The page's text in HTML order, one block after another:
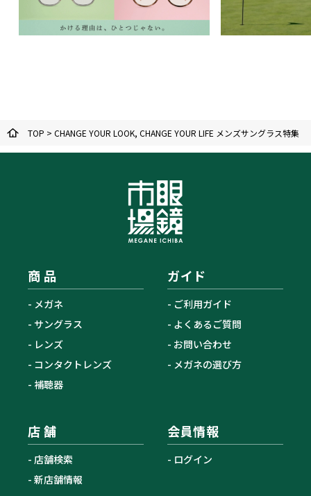
TOP > CHANGE YOUR LOOK, CHANGE YOUR LIFE メンズサングラス特集
商 品
メガネ
サングラス
レンズ
コンタクトレンズ
補聴器
ガイド
ご利用ガイド
よくあるご質問
お問い合わせ
メガネの選び方
店 舗
店舗検索
新店舗情報
会員情報
ログイン